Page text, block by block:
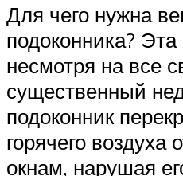
Для чего нужна
подоконника? Эта
несмотря на все
существенный
подоконник
горячего воздуха
окнам, нарушая